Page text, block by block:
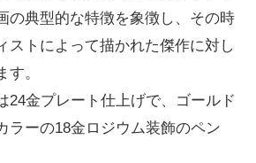
の典型的な特徴を象徴し、その時
ストによって描かれた傑作に対し
。
24金プレート仕上げで、ゴールド
ラーの18金ロジウム装飾のペン